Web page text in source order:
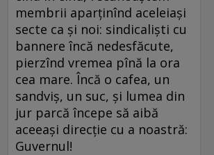
membrii aparţinînd aceleiaşi
secte ca şi noi: sindicalişti cu
bannere încă nedesfăcute,
pierzînd vremea pînă la ora
cea mare. Încă o cafea, un
sandviş, un suc, şi lumea din
jur parcă începe să aibă
aceeaşi direcţie cu a noastră:
Guvernul!